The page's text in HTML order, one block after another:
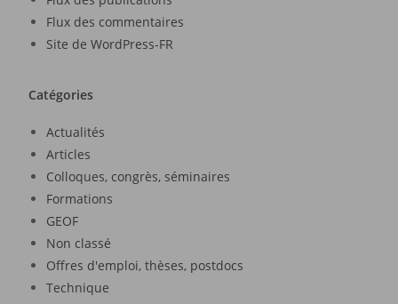
Flux des commentaires
Site de WordPress-FR
Catégories
Actualités
Articles
Colloques, congrès, séminaires
Formations
GEOF
Non classé
Offres d'emploi, thèses, postdocs
Technique